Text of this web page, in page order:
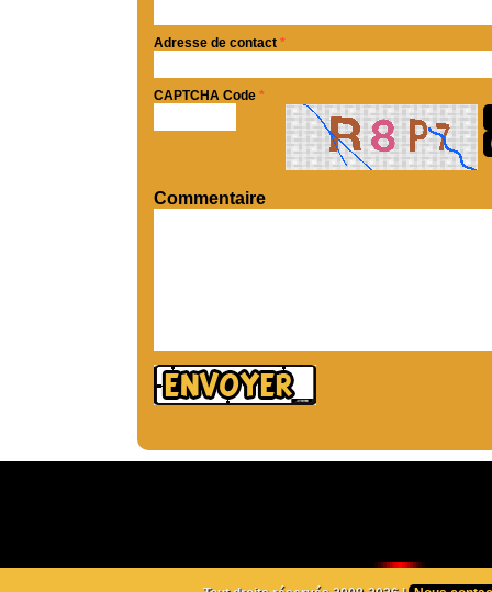
Adresse de contact *
CAPTCHA Code *
Commentaire